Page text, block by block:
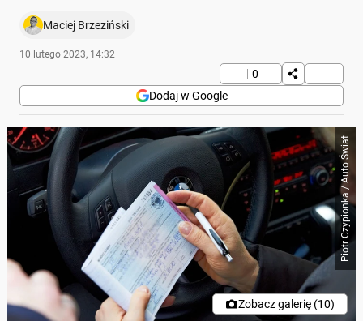
Maciej Brzeziński
10 lutego 2023, 14:32
0
Dodaj w Google
Piotr Czypionka / Auto Świat
Zobacz galerię (10)